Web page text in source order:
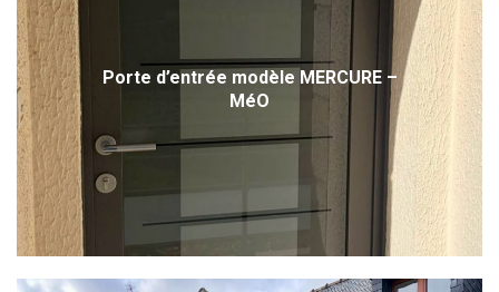
Porte d’entrée modèle MERCURE –
MéO